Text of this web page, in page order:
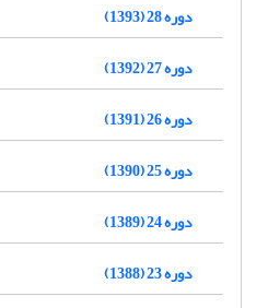
دوره 28 (1393)
دوره 27 (1392)
دوره 26 (1391)
دوره 25 (1390)
دوره 24 (1389)
دوره 23 (1388)